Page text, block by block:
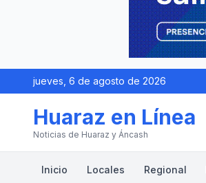
jueves, 6 de agosto de 2026
Huaraz en Línea
Noticias de Huaraz y Áncash
Inicio Locales Regional